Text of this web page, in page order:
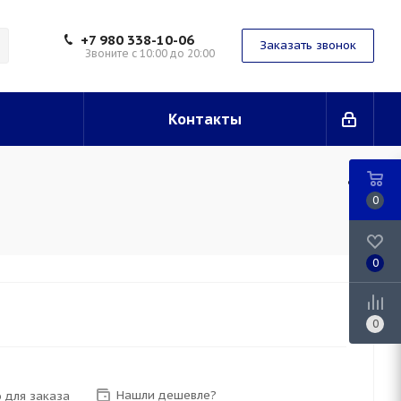
+7 980 338-10-06
Звоните с 10:00 до 20:00
Заказать звонок
Контакты
для заказа Нашли дешевле?
0
0
0